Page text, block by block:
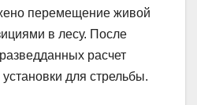
перемещение живой
в лесу. После
расчет
для стрельбы.